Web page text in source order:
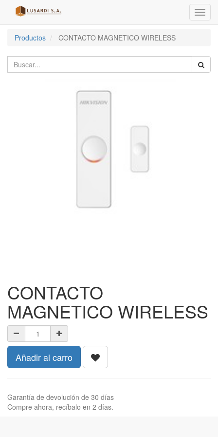
Menú
de
Productos CONTACTO MAGNETICO WIRELESS
CONTACTO
MAGNETICO WIRELESS
Añadir al carro
Garantía de devolución de 30 días
Compre ahora, recíbalo en 2 días.